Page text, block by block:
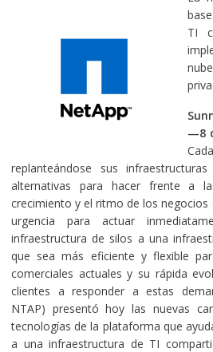
TI
—8
replanteándose sus
alternativas para hacer frente a
crecimiento y el ritmo de los negocios
urgencia para actuar
infraestructura de silos a una
que sea más eficiente y flexible
comerciales actuales y su rápida
clientes a responder a estas
NTAP) presentó hoy las nuevas
tecnologías de la plataforma que
a una infraestructura de TI